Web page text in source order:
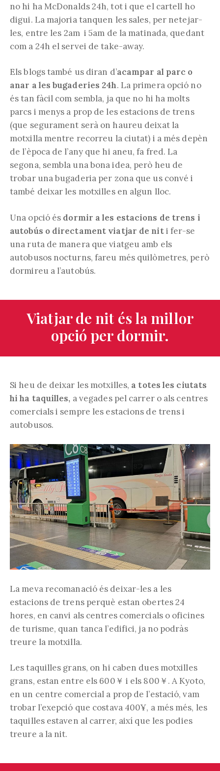
no hi ha McDonalds 24h, tot i que el cartell ho
digui. La majoria tanquen les sales, per netejar-
les, entre les 2am i 5am de la matinada, quedant
com a 24h el servei de take-away.
Els blogs també us diran d’acampar al parc o
anar a les bugaderies 24h. La primera opció no
és tan fàcil com sembla, ja que no hi ha molts
parcs i menys a prop de les estacions de trens
(que segurament serà on haureu deixat la
motxilla mentre recorreu la ciutat) i a més depèn
de l’època de l’any que hi aneu, fa fred. La
segona, sembla una bona idea, però heu de
trobar una bugaderia per zona que us convé i
també deixar les motxilles en algun lloc.
Una opció és dormir a les estacions de trens i
autobús o directament viatjar de niti fer-se
una ruta de manera que viatgeu amb els
autobusos nocturns, fareu més quilòmetres, però
dormireu a l’autobús.
Viatjar de nit és la millor
opció per dormir.
Si heu de deixar les motxilles, a totes les ciutats
hi ha taquilles, a vegades pel carrer o als centres
comercials i sempre les estacions de trens i
autobusos.
La meva recomanació és deixar-les a les
estacions de trens perquè estan obertes 24
hores, en canvi als centres comercials o oficines
de turisme, quan tanca l’edifici, ja no podràs
treure la motxilla.
Les taquilles grans, on hi caben dues motxilles
grans, estan entre els 600￥ i els 800￥. A Kyoto,
en un centre comercial a prop de l’estació, vam
trobar l’exepció que costava 400¥, a més més, les
taquilles estaven al carrer, així que les podies
treure a la nit.